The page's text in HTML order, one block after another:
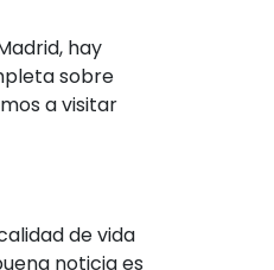
hay
sobre
a visitar
de vida
noticia es